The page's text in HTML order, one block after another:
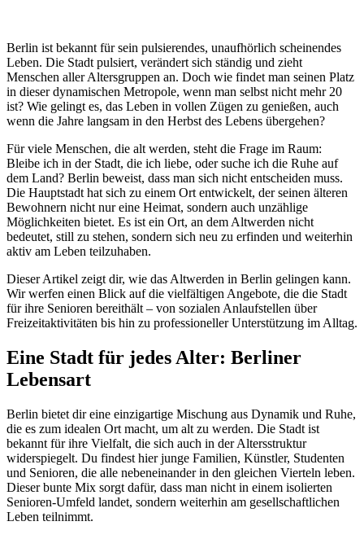
Berlin ist bekannt für sein pulsierendes, unaufhörlich scheinendes
Leben. Die Stadt pulsiert, verändert sich ständig und zieht
Menschen aller Altersgruppen an. Doch wie findet man seinen Platz
in dieser dynamischen Metropole, wenn man selbst nicht mehr 20
ist? Wie gelingt es, das Leben in vollen Zügen zu genießen, auch
wenn die Jahre langsam in den Herbst des Lebens übergehen?
Für viele Menschen, die alt werden, steht die Frage im Raum:
Bleibe ich in der Stadt, die ich liebe, oder suche ich die Ruhe auf
dem Land? Berlin beweist, dass man sich nicht entscheiden muss.
Die Hauptstadt hat sich zu einem Ort entwickelt, der seinen älteren
Bewohnern nicht nur eine Heimat, sondern auch unzählige
Möglichkeiten bietet. Es ist ein Ort, an dem Altwerden nicht
bedeutet, still zu stehen, sondern sich neu zu erfinden und weiterhin
aktiv am Leben teilzuhaben.
Dieser Artikel zeigt dir, wie das Altwerden in Berlin gelingen kann.
Wir werfen einen Blick auf die vielfältigen Angebote, die die Stadt
für ihre Senioren bereithält – von sozialen Anlaufstellen über
Freizeitaktivitäten bis hin zu professioneller Unterstützung im Alltag.
Eine Stadt für jedes Alter: Berliner
Lebensart
Berlin bietet dir eine einzigartige Mischung aus Dynamik und Ruhe,
die es zum idealen Ort macht, um alt zu werden. Die Stadt ist
bekannt für ihre Vielfalt, die sich auch in der Altersstruktur
widerspiegelt. Du findest hier junge Familien, Künstler, Studenten
und Senioren, die alle nebeneinander in den gleichen Vierteln leben.
Dieser bunte Mix sorgt dafür, dass man nicht in einem isolierten
Senioren-Umfeld landet, sondern weiterhin am gesellschaftlichen
Leben teilnimmt.